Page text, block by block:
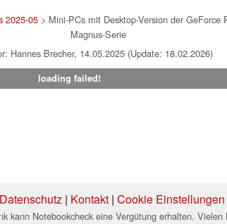
2025-05 > Mini-PCs mit Desktop-Version der
Magnus-Serie
Hannes Brecher, 14.05.2025 (Update: 18.02.2026)
loading failed!
Datenschutz | Kontakt | Cookie Einstellungen
kann Notebookcheck eine Vergütung erhalten.